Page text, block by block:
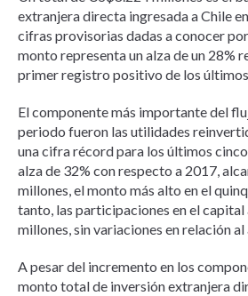
extranjera directa ingresada a Chile
cifras provisorias dadas a conocer
monto representa un alza de un 28%
primer registro positivo de los
El componente más importante del
periodo fueron las utilidades
una cifra récord para los últimos
alza de 32% con respecto a 2017,
millones, el monto más alto en el
tanto, las participaciones en el
millones, sin variaciones en relación
A pesar del incremento en los
monto total de inversión extranjera